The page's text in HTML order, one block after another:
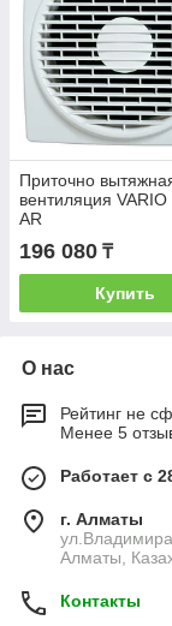
Приточно
вентиляция
AR
196 080 ₸
Купить
О нас
Рейтинг не
Менее 5
Работает с
г. Алматы
Алматы,
Контакты